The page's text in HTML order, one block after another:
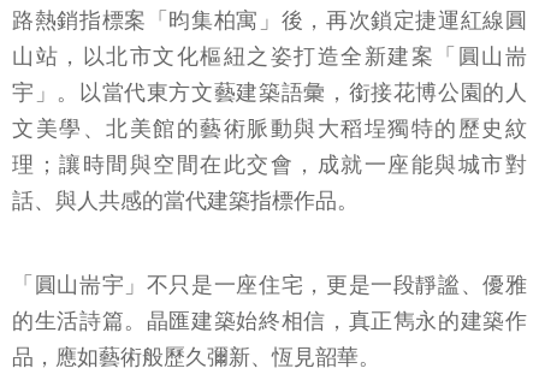
路熱銷指標案「昀集柏寓」後，再次鎖定捷運紅線圓
山站，以北市文化樞紐之姿打造全新建案「圓山耑
宇」。以當代東方文藝建築語彙，銜接花博公園的人
文美學、北美館的藝術脈動與大稻埕獨特的歷史紋
理；讓時間與空間在此交會，成就一座能與城市對
話、與人共感的當代建築指標作品。
「圓山耑宇」不只是一座住宅，更是一段靜謐、優雅
的生活詩篇。晶匯建築始終相信，真正雋永的建築作
品，應如藝術般歷久彌新、恆見韶華。